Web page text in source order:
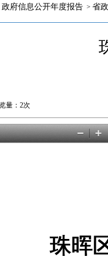
政府信息公开年度报告 > 省
量： 2次